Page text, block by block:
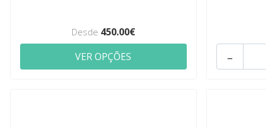
Desde 450.00€
VER OPÇÕES
-